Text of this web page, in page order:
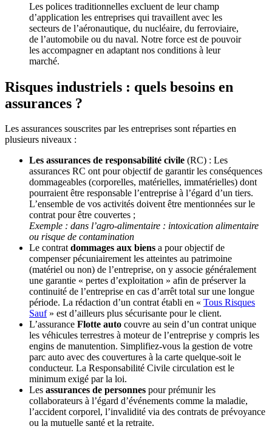
Les polices traditionnelles excluent de leur champ
d’application les entreprises qui travaillent avec les
secteurs de l’aéronautique, du nucléaire, du ferroviaire,
de l’automobile ou du naval. Notre force est de pouvoir
les accompagner en adaptant nos conditions à leur
marché.
Risques industriels : quels besoins en
assurances ?
Les assurances souscrites par les entreprises sont réparties en
plusieurs niveaux :
Les assurances de responsabilité civile (RC) : Les
assurances RC ont pour objectif de garantir les conséquences
dommageables (corporelles, matérielles, immatérielles) dont
pourraient être responsable l’entreprise à l’égard d’un tiers.
L’ensemble de vos activités doivent être mentionnées sur le
contrat pour être couvertes ;
Exemple : dans l’agro-alimentaire : intoxication alimentaire
ou risque de contamination
Le contratdommages aux biens a pour objectif de
compenser pécuniairement les atteintes au patrimoine
(matériel ou non) de l’entreprise, on y associe généralement
une garantie « pertes d’exploitation » afin de préserver la
continuité de l’entreprise en cas d’arrêt total sur une longue
période. La rédaction d’un contrat établi en « Tous Risques
Sauf» est d’ailleurs plus sécurisante pour le client.
L’assurance Flotte auto couvre au sein d’un contrat unique
les véhicules terrestres à moteur de l’entreprise y compris les
engins de manutention. Simplifiez-vous la gestion de votre
parc auto avec des couvertures à la carte quelque-soit le
conducteur. La Responsabilité Civile circulation est le
minimum exigé par la loi.
Les assurances de personnes pour prémunir les
collaborateurs à l’égard d’événements comme la maladie,
l’accident corporel, l’invalidité via des contrats de prévoyance
ou la mutuelle santé et la retraite.